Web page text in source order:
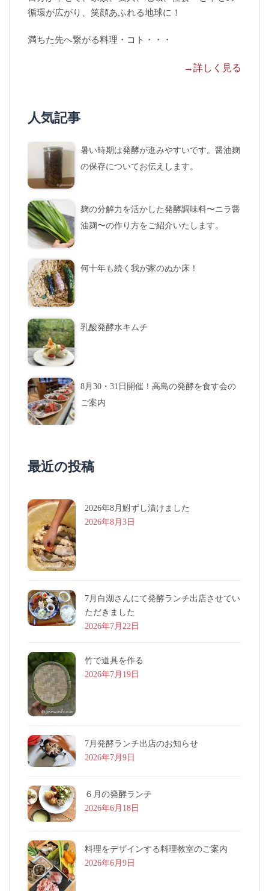
循環が広がり、笑顔あふれる地球に！
満ちた先へ繋がる料理・コト・・・
→詳しく見る
人気記事
暑い時期は発酵が進みやすいです。醤油麹
の保存についてお伝えします。
麹の分解力を活かした発酵調味料〜ニラ醤
油麹〜の作り方をご紹介いたします。
何十年も続く我が家のぬか床！
乳酸発酵水キムチ
8月30・31日開催！高島の発酵を食す会の
ご案内
最近の投稿
2026年8月鮒ずし漬けました
2026年8月3日
7月白湖さんにて発酵ランチ出店させてい
ただきました
2026年7月22日
竹で道具を作る
2026年7月19日
7月発酵ランチ出店のお知らせ
2026年7月9日
６月の発酵ランチ
2026年6月18日
料理をデザインする料理教室のご案内
2026年6月9日